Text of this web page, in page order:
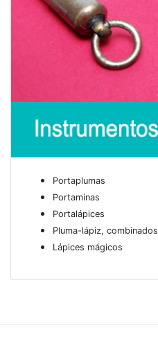
Portaplumas
Portaminas
Portalápices
Pluma-lápiz, combinados
Lápices mágicos